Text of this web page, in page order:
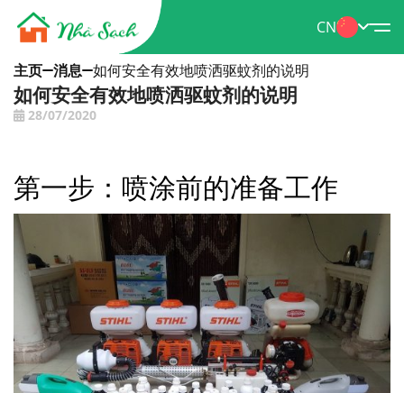
CN
主页 消息 如何安全有效地喷洒驱蚊剂的说明
如何安全有效地喷洒驱蚊剂的说明
28/07/2020
第一步：喷涂前的准备工作